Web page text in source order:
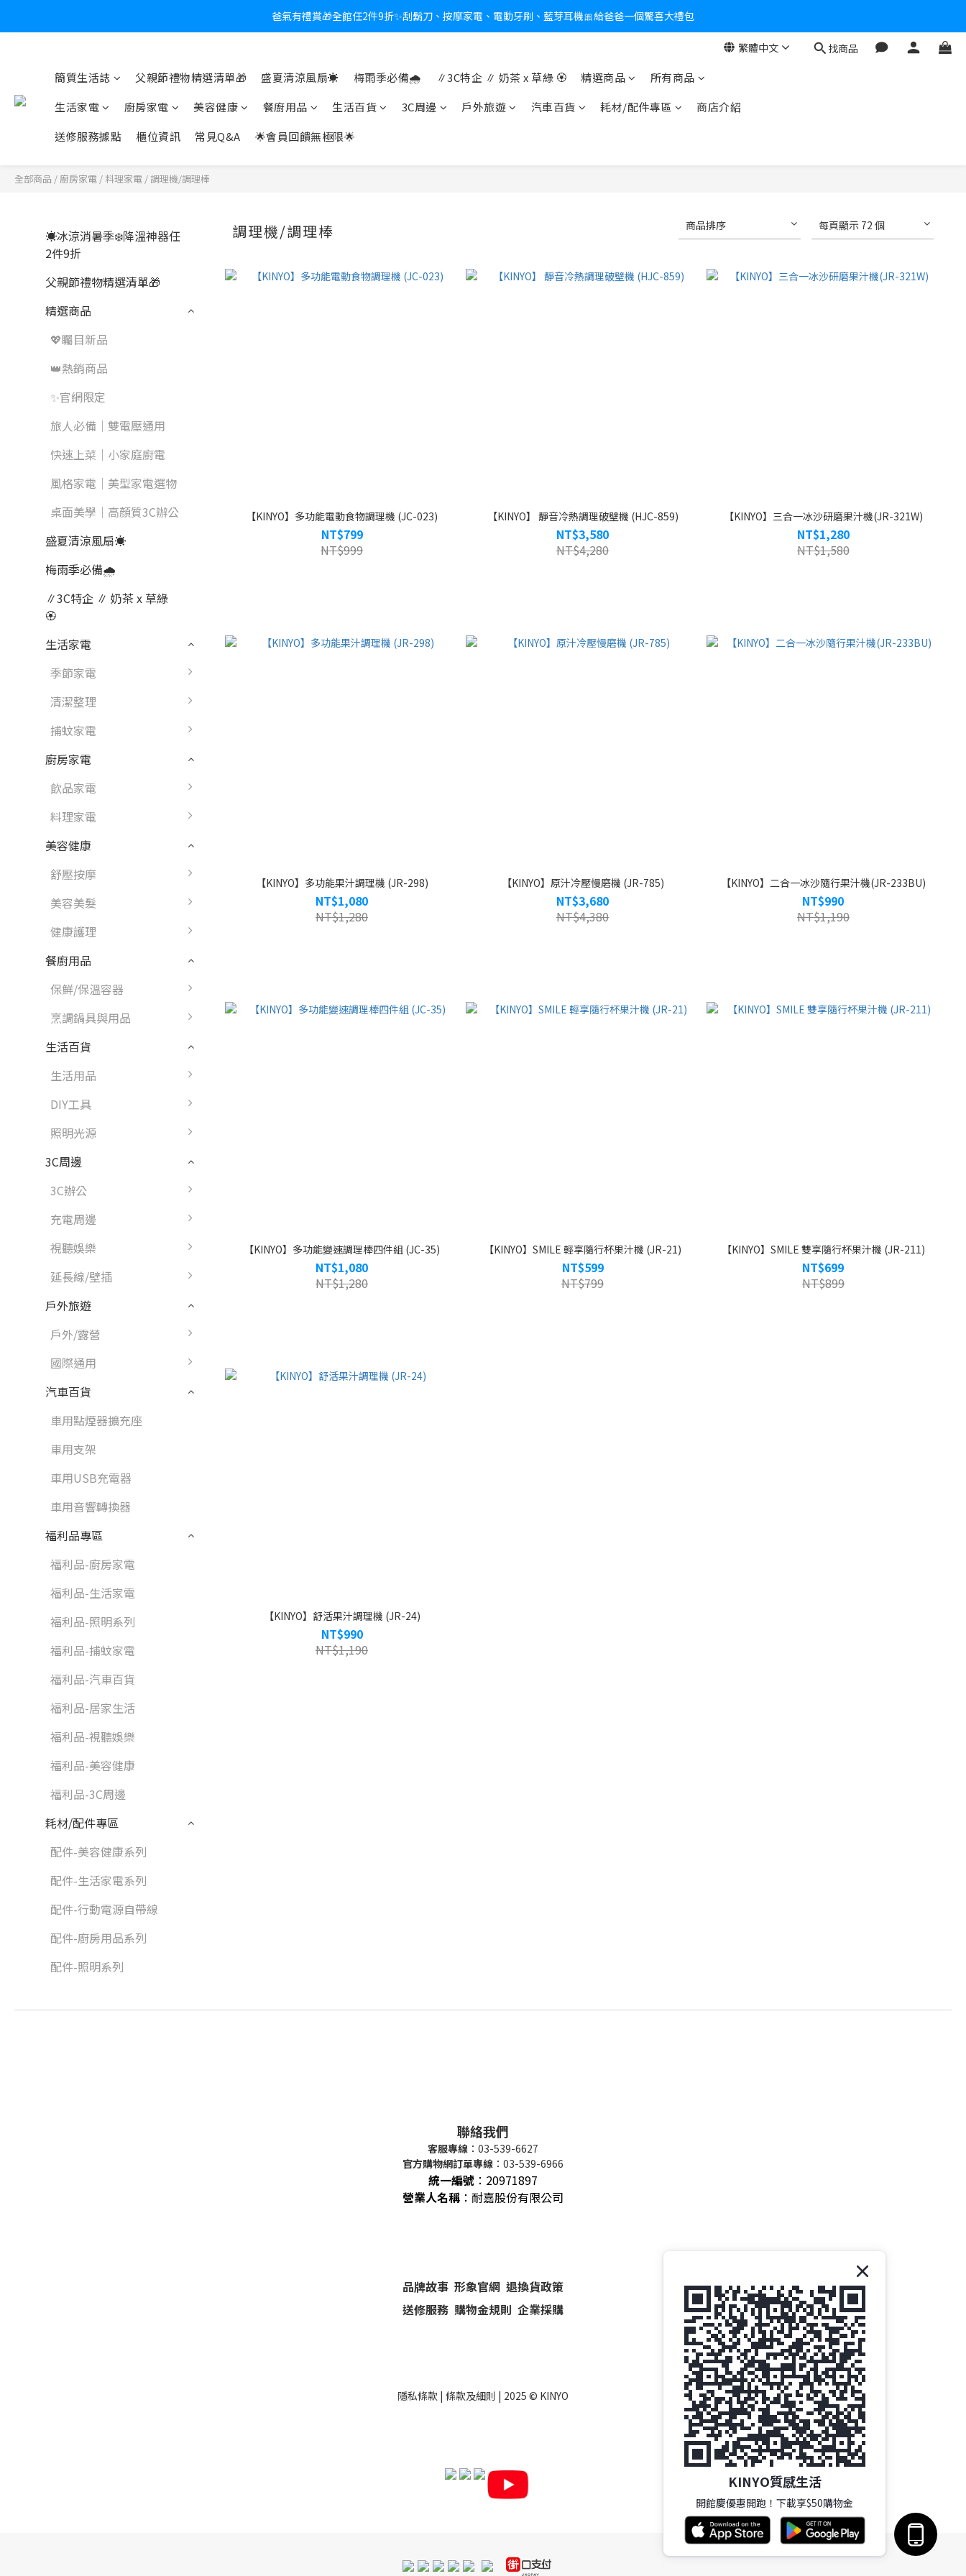
新會員送$100購物金✨再享消費回饋無極限
爸氣有禮賞🎁全館任2件9折✨刮鬍刀、按摩家電、電動牙刷、藍芽耳機🎀給爸爸一個驚喜大禮包
新會員送$100購物金✨再享消費回饋無極限
繁體中文 找商品
簡質生活誌 父親節禮物精選清單🎁 盛夏清涼風扇☀️ 梅雨季必備🌧️ ∥3C特企 ∥ 奶茶 x 草綠 🏵 精選商品
所有商品
生活家電
廚房家電 美容健康 餐廚用品 生活百貨 3C周邊 戶外旅遊 汽車百貨 耗材/配件專區
商店介紹
送修服務據點
櫃位資訊 常見Q&A 🌟會員回饋無極限🌟
全部商品 / 廚房家電 / 料理家電 /調理機/調理棒
☀️冰涼消暑季❄️降溫神器任
2件9折
父親節禮物精選清單🎁
精選商品
💖矚目新品
👑熱銷商品
✨官網限定
旅人必備｜雙電壓通用
快速上菜｜小家庭廚電
風格家電｜美型家電選物
桌面美學｜高顏質3C辦公
盛夏清涼風扇☀️
梅雨季必備🌧️
∥3C特企 ∥ 奶茶 x 草綠
🏵
生活家電
季節家電
清潔整理
捕蚊家電
廚房家電
飲品家電
料理家電
美容健康
舒壓按摩
美容美髮
健康護理
餐廚用品
保鮮/保溫容器
烹調鍋具與用品
生活百貨
生活用品
DIY工具
照明光源
3C周邊
3C辦公
充電周邊
視聽娛樂
延長線/壁插
戶外旅遊
戶外/露營
國際通用
汽車百貨
車用點煙器擴充座
車用支架
車用USB充電器
車用音響轉換器
福利品專區
福利品-廚房家電
福利品-生活家電
福利品-照明系列
福利品-捕蚊家電
福利品-汽車百貨
福利品-居家生活
福利品-視聽娛樂
福利品-美容健康
福利品-3C周邊
耗材/配件專區
配件-美容健康系列
配件-生活家電系列
配件-行動電源自帶線
配件-廚房用品系列
配件-照明系列
調理機/調理棒 商品排序 每頁顯示 72 個
【KINYO】多功能電動食物調理機 (JC-023)
NT$799
NT$999
【KINYO】 靜音冷熱調理破壁機 (HJC-859)
NT$3,580
NT$4,280
【KINYO】三合一冰沙研磨果汁機(JR-321W)
NT$1,280
NT$1,580
【KINYO】多功能果汁調理機 (JR-298)
NT$1,080
NT$1,280
【KINYO】原汁冷壓慢磨機 (JR-785)
NT$3,680
NT$4,380
【KINYO】二合一冰沙隨行果汁機(JR-233BU)
NT$990
NT$1,190
【KINYO】多功能變速調理棒四件組 (JC-35)
NT$1,080
NT$1,280
【KINYO】SMILE 輕享隨行杯果汁機 (JR-21)
NT$599
NT$799
【KINYO】SMILE 雙享隨行杯果汁機 (JR-211)
NT$699
NT$899
【KINYO】舒活果汁調理機 (JR-24)
NT$990
NT$1,190
聯絡我們
客服專線 ：03-539-6627
官方購物網訂單專線 ：03-539-6966
統一編號 ： 20971897
營業人名稱 ：耐嘉股份有限公司
品牌故事 形象官網 退換貨政策
送修服務 購物金規則 企業採購
隱私條款 | 條款及細則 | 2025 © KINYO
KINYO質感生活
開館慶優惠開跑！下載享$50購物金